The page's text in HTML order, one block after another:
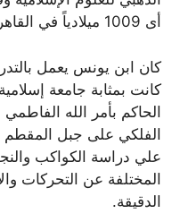
أى 1009 ميلادياً في القاهرة.
كان ابن يونس يعمل
كانت بمثابة جامعة
الحاكم بأمر الله
الفلكي على جبل المقطم
علي دراسة الكواكب
المختلفة عن التحركات
الدقيقة.